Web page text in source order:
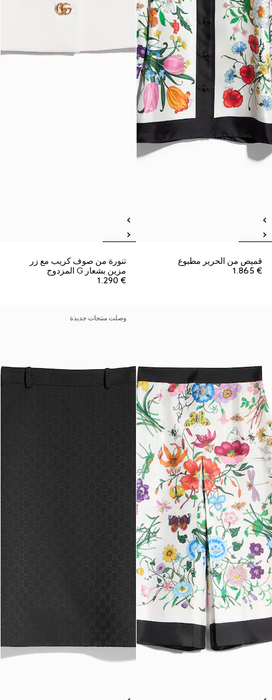
قميص من الحرير مطبوع
€ 1.865
تنورة من صوف كريب مع زر
مزين بشعار G المزدوج
€ 1.290
وصلت منتجات جديدة